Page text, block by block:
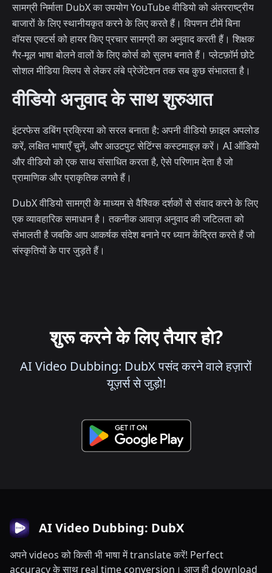
सामग्री निर्माता DubX का उपयोग YouTube वीडियो को अंतरराष्ट्रीय
बाजारों के लिए स्थानीयकृत करने के लिए करते हैं। विपणन टीमें बिना
वॉयस एक्टर्स को हायर किए प्रचार सामग्री का अनुवाद करती हैं। शिक्षक
गैर-मूल भाषा बोलने वालों के लिए कोर्स को सुलभ बनाते हैं। प्लेटफ़ॉर्म छोटे
सोशल मीडिया क्लिप से लेकर लंबे प्रेजेंटेशन तक सब कुछ संभालता है।
वीडियो अनुवाद के साथ शुरुआत
इंटरफेस डबिंग प्रक्रिया को सरल बनाता है: अपनी वीडियो फ़ाइल अपलोड
करें, लक्षित भाषाएँ चुनें, और आउटपुट सेटिंग्स कस्टमाइज़ करें। AI ऑडियो
और वीडियो को एक साथ संसाधित करता है, ऐसे परिणाम देता है जो
प्रामाणिक और प्राकृतिक लगते हैं।
DubX वीडियो सामग्री के माध्यम से वैश्विक दर्शकों से संवाद करने के लिए
एक व्यावहारिक समाधान है। तकनीक आवाज़ अनुवाद की जटिलता को
संभालती है जबकि आप आकर्षक संदेश बनाने पर ध्यान केंद्रित करते हैं जो
संस्कृतियों के पार जुड़ते हैं।
शुरू करने के लिए तैयार हो?
AI Video Dubbing: DubX पसंद करने वाले हज़ारों
यूज़र्स से जुड़ो!
AI Video Dubbing: DubX
अपने videos को किसी भी भाषा में translate करें! Perfect
accuracy के साथ real time conversion। आज ही download